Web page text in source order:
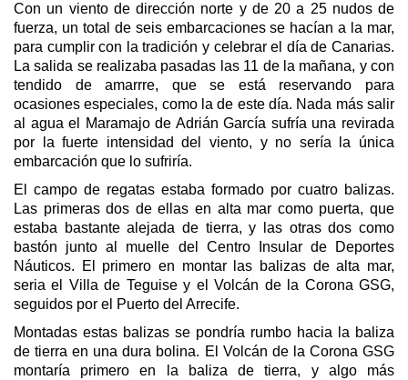
Con un viento de dirección norte y de 20 a 25 nudos de
fuerza, un total de seis embarcaciones se hacían a la mar,
para cumplir con la tradición y celebrar el día de Canarias.
La salida se realizaba pasadas las 11 de la mañana, y con
tendido de amarrre, que se está reservando para
ocasiones especiales, como la de este día. Nada más salir
al agua el Maramajo de Adrián García sufría una revirada
por la fuerte intensidad del viento, y no sería la única
embarcación que lo sufriría.
El campo de regatas estaba formado por cuatro balizas.
Las primeras dos de ellas en alta mar como puerta, que
estaba bastante alejada de tierra, y las otras dos como
bastón junto al muelle del Centro Insular de Deportes
Náuticos. El primero en montar las balizas de alta mar,
seria el Villa de Teguise y el Volcán de la Corona GSG,
seguidos por el Puerto del Arrecife.
Montadas estas balizas se pondría rumbo hacia la baliza
de tierra en una dura bolina. El Volcán de la Corona GSG
montaría primero en la baliza de tierra, y algo más